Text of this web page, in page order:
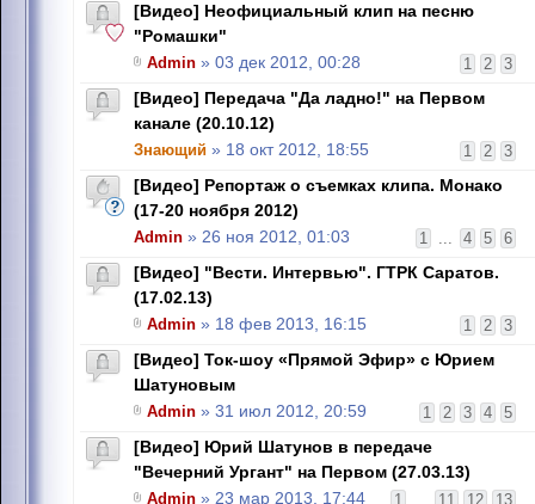
[Видео] Неофициальный клип на песню
"Ромашки"
1 2 3
Admin » 03 дек 2012, 00:28
[Видео] Передача "Да ладно!" на Первом
канале (20.10.12)
1 2 3
Знающий » 18 окт 2012, 18:55
[Видео] Репортаж о съемках клипа. Монако
(17-20 ноября 2012)
1 ... 4 5 6
Admin » 26 ноя 2012, 01:03
[Видео] "Вести. Интервью". ГТРК Саратов.
(17.02.13)
1 2 3
Admin » 18 фев 2013, 16:15
[Видео] Ток-шоу «Прямой Эфир» c Юрием
Шатуновым
1 2 3 4 5
Admin » 31 июл 2012, 20:59
[Видео] Юрий Шатунов в передаче
"Вечерний Ургант" на Первом (27.03.13)
1 11 12 13
Admin » 23 мар 2013, 17:44